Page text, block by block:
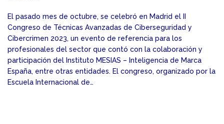
El pasado mes de octubre, se celebró en Madrid el II
Congreso de Técnicas Avanzadas de Ciberseguridad y
Cibercrimen 2023, un evento de referencia para los
profesionales del sector que contó con la colaboración y
participación del Instituto MESIAS – Inteligencia de Marca
España, entre otras entidades. El congreso, organizado por la
Escuela Internacional de…